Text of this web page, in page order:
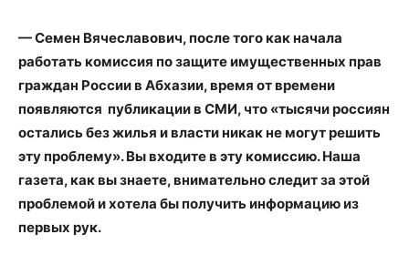
— Семен Вячеславович, после того как начала
работать комиссия по защите имущественных прав
граждан России в Абхазии, время от времени
появляются публикации в СМИ, что «тысячи россиян
остались без жилья и власти никак не могут решить
эту проблему». Вы входите в эту комиссию. Наша
газета, как вы знаете, внимательно следит за этой
проблемой и хотела бы получить информацию из
первых рук.